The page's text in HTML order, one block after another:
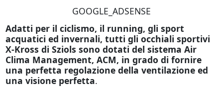
GOOGLE_ADSENSE
Adatti per il ciclismo, il running, gli sport
acquatici ed invernali, tutti gli occhiali sportivi
X-Kross di Sziols sono dotati del sistema Air
Clima Management, ACM, in grado di fornire
una perfetta regolazione della ventilazione ed
una visione perfetta.